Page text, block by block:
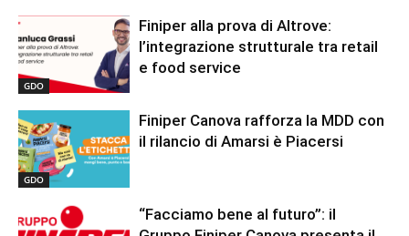
GDO
Finiper alla prova di Altrove:
l’integrazione strutturale tra retail
e food service
GDO
Finiper Canova rafforza la MDD con
il rilancio di Amarsi è Piacersi
“Facciamo bene al futuro”: il